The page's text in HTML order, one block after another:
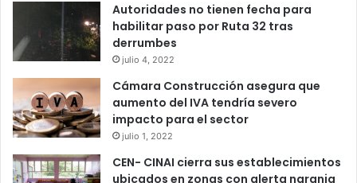
Autoridades no tienen fecha para
habilitar paso por Ruta 32 tras
derrumbes
julio 4, 2022
Cámara Construcción asegura que
aumento del IVA tendría severo
impacto para el sector
julio 1, 2022
CEN- CINAI cierra sus establecimientos
ubicados en zonas con alerta naranja